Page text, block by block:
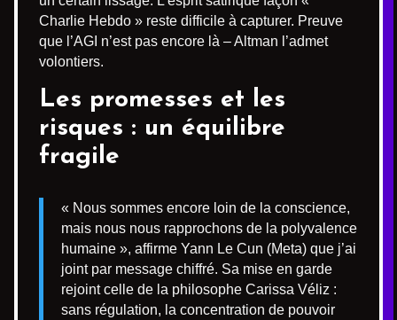
Charlie Hebdo » reste difficile à capturer. Preuve
que l’AGI n’est pas encore là – Altman l’admet
volontiers.
Les promesses et les
risques : un équilibre
fragile
« Nous sommes encore loin de la conscience,
mais nous nous rapprochons de la polyvalence
humaine », affirme Yann Le Cun (Meta) que j’ai
joint par message chiffré. Sa mise en garde
rejoint celle de la philosophe Carissa Véliz :
sans régulation, la concentration de pouvoir